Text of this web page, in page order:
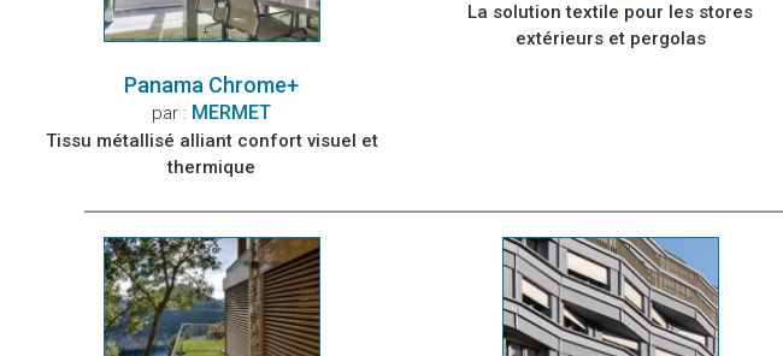
Panama Chrome+
par : MERMET
Tissu métallisé alliant confort visuel et
thermique
La solution textile pour les stores
extérieurs et pergolas